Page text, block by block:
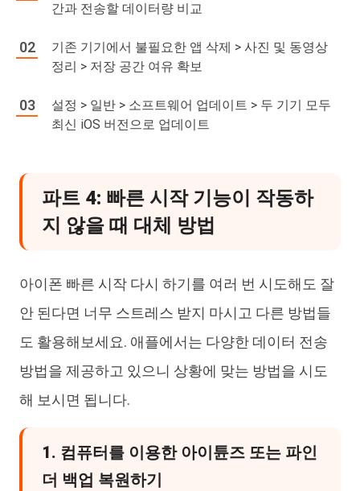
간과 전송할 데이터량 비교
기존 기기에서 불필요한 앱 삭제 > 사진 및 동영상
정리 > 저장 공간 여유 확보
설정 > 일반 > 소프트웨어 업데이트 > 두 기기 모두
최신 iOS 버전으로 업데이트
파트 4: 빠른 시작 기능이 작동하
지 않을 때 대체 방법
아이폰 빠른 시작 다시 하기를 여러 번 시도해도 잘
안 된다면 너무 스트레스 받지 마시고 다른 방법들
도 활용해보세요. 애플에서는 다양한 데이터 전송
방법을 제공하고 있으니 상황에 맞는 방법을 시도
해 보시면 됩니다.
1. 컴퓨터를 이용한 아이튠즈 또는 파인
더 백업 복원하기